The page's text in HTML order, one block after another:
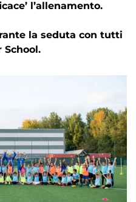
l’allenamento.
la seduta con tutti
School.